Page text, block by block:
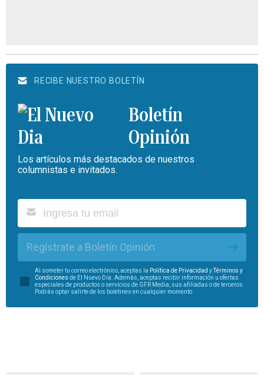
RECIBE NUESTRO BOLETÍN
Boletín
Opinión
Los artículos más destacados de nuestros
columnistas e invitados.
Regístrate a Boletín Opinión
Al someter tu correo electrónico, aceptas la Política de Privacidad y
Términos y
Condiciones de El Nuevo Día. Además, aceptas recibir información u ofertas
especiales de productos o servicios de GFR Media, sus afiliadas o de terceros.
Podrás optar salirte de los boletines en cualquier momento.